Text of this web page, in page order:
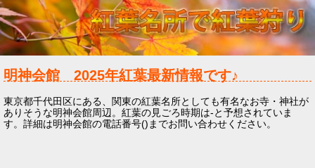
明神会館 2025年紅葉最新情報です♪
東京都千代田区にある、関東の紅葉名所としても有名なお寺・神社が
ありそうな明神会館周辺。紅葉の見ごろ時期は-と予想されていま
す。詳細は明神会館の電話番号()までお問い合わせください。